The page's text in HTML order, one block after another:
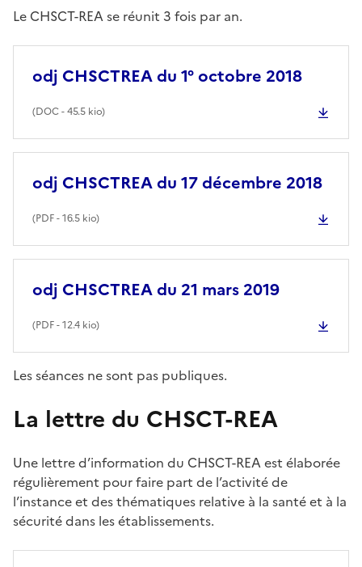
Le CHSCT-REA se réunit 3 fois par an.
odj CHSCTREA du 1° octobre 2018
(DOC- 45.5 kio)
odj CHSCTREA du 17 décembre 2018
(PDF- 16.5 kio)
odj CHSCTREA du 21 mars 2019
(PDF- 12.4 kio)
Les séances ne sont pas publiques.
La lettre du CHSCT-REA
Une lettre d’information du CHSCT-REA est élaborée
régulièrement pour faire part de l’activité de
l’instance et des thématiques relative à la santé et à la
sécurité dans les établissements.